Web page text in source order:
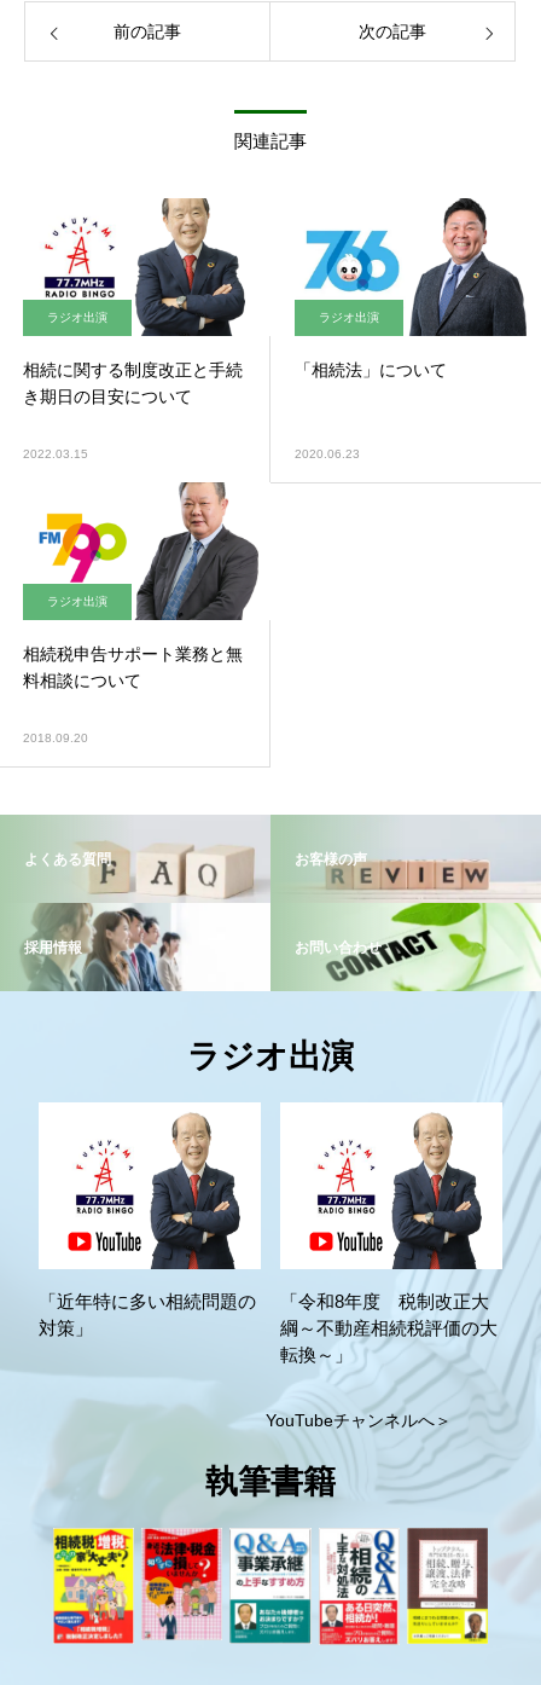
前の記事 次の記事
関連記事
ラジオ出演
相続に関する制度改正と手続
き期日の目安について
2022.03.15
ラジオ出演
「相続法」について
2020.06.23
ラジオ出演
相続税申告サポート業務と無
料相談について
2018.09.20
よくある質問 お客様の声
採用情報 お問い合わせ
ラジオ出演
「近年特に多い相続問題の
対策」
「令和8年度 税制改正大
綱～不動産相続税評価の大
転換～」
YouTubeチャンネルへ＞
執筆書籍